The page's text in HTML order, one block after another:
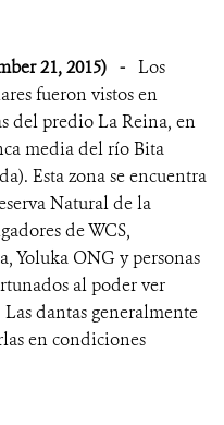
21, 2015) - Los
fueron vistos en
del predio La Reina, en
media del río Bita
Esta zona se encuentra
Natural de la
de WCS,
Yoluka ONG y personas
al poder ver
dantas generalmente
en condiciones